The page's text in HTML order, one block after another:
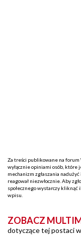
Za treści publikowane na forum
wyłącznie opiniami osób, które
mechanizm zgłaszania
reagował niezwłocznie. Aby
społecznego wystarczy
wpisu.
ZOBACZ
dotyczące tej postaci